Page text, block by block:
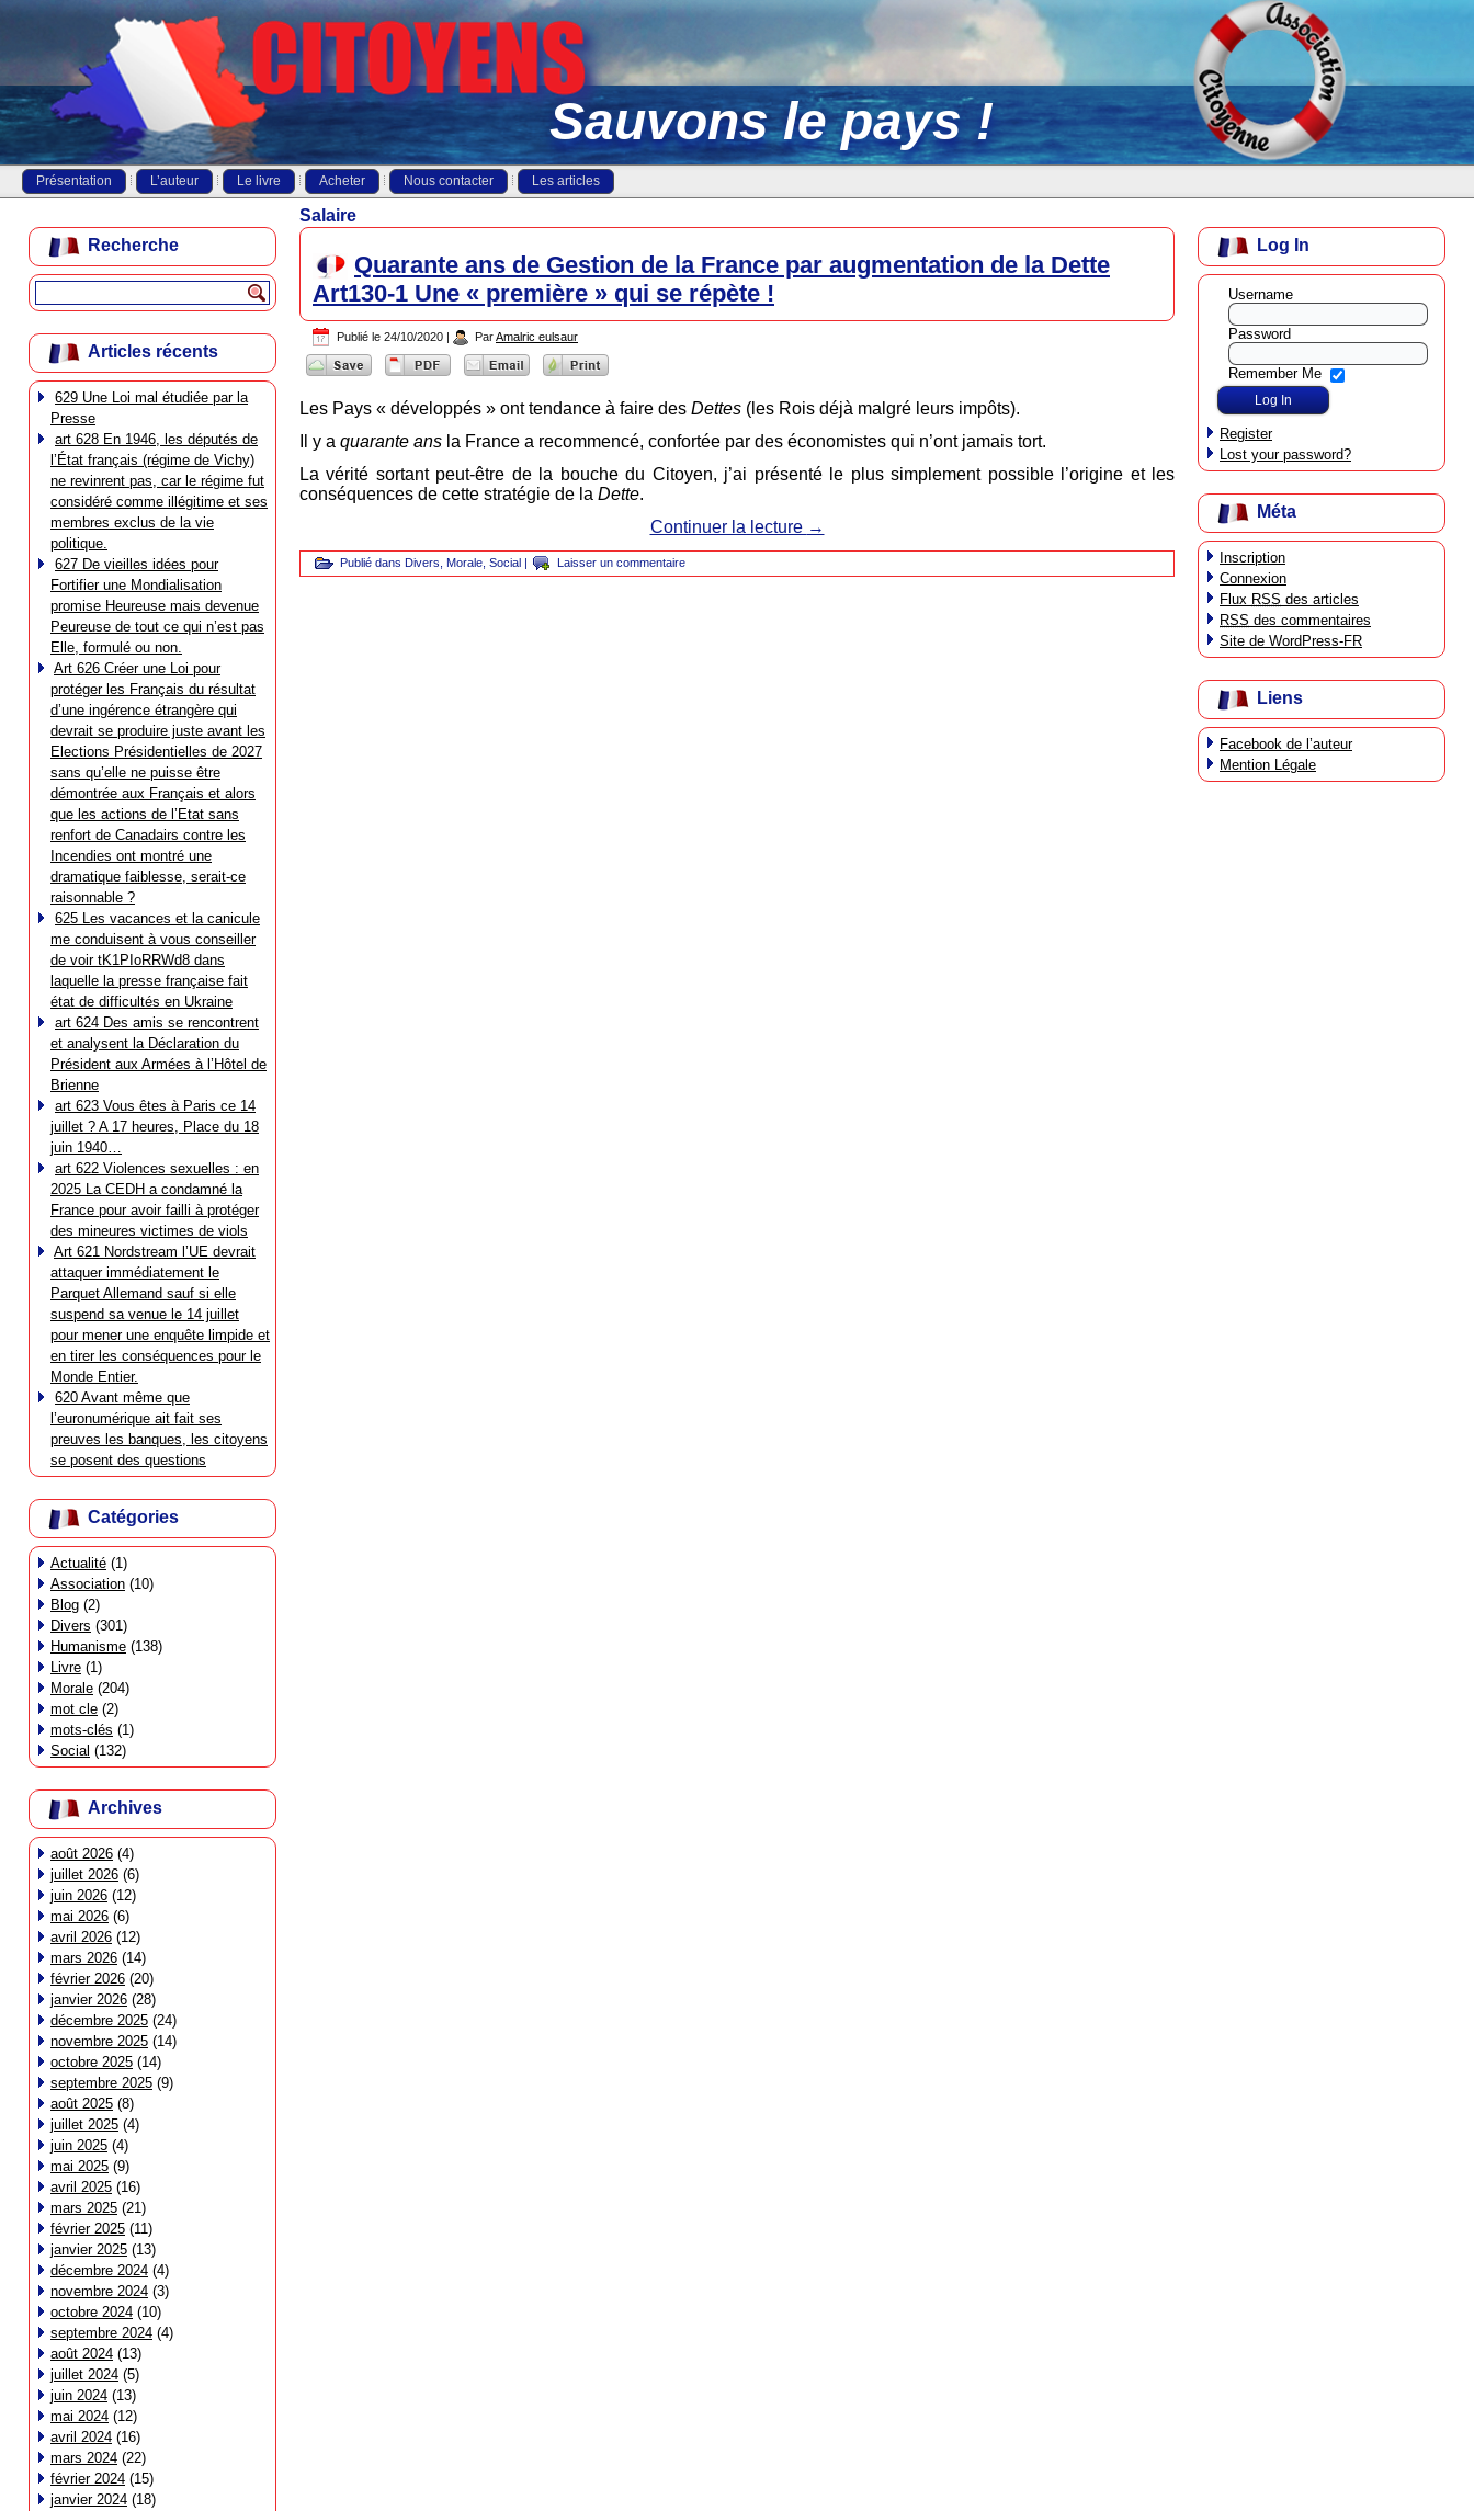
Sauvons le pays !
Présentation L’auteur Le livre Acheter Nous contacter Les articles
Recherche
Articles récents
629 Une Loi mal étudiée par la
Presse
art 628 En 1946, les députés de
l’État français (régime de Vichy)
ne revinrent pas, car le régime fut
considéré comme illégitime et ses
membres exclus de la vie
politique.
627 De vieilles idées pour
Fortifier une Mondialisation
promise Heureuse mais devenue
Peureuse de tout ce qui n’est pas
Elle, formulé ou non.
Art 626 Créer une Loi pour
protéger les Français du résultat
d’une ingérence étrangère qui
devrait se produire juste avant les
Elections Présidentielles de 2027
sans qu’elle ne puisse être
démontrée aux Français et alors
que les actions de l’Etat sans
renfort de Canadairs contre les
Incendies ont montré une
dramatique faiblesse, serait-ce
raisonnable ?
625 Les vacances et la canicule
me conduisent à vous conseiller
de voir tK1PIoRRWd8 dans
laquelle la presse française fait
état de difficultés en Ukraine
art 624 Des amis se rencontrent
et analysent la Déclaration du
Président aux Armées à l’Hôtel de
Brienne
art 623 Vous êtes à Paris ce 14
juillet ? A 17 heures, Place du 18
juin 1940…
art 622 Violences sexuelles : en
2025 La CEDH a condamné la
France pour avoir failli à protéger
des mineures victimes de viols
Art 621 Nordstream l’UE devrait
attaquer immédiatement le
Parquet Allemand sauf si elle
suspend sa venue le 14 juillet
pour mener une enquête limpide et
en tirer les conséquences pour le
Monde Entier.
620 Avant même que
l’euronumérique ait fait ses
preuves les banques, les citoyens
se posent des questions
Catégories
Actualité (1)
Association (10)
Blog (2)
Divers (301)
Humanisme (138)
Livre (1)
Morale (204)
mot cle (2)
mots-clés (1)
Social (132)
Archives
août 2026 (4)
juillet 2026 (6)
juin 2026 (12)
mai 2026 (6)
avril 2026 (12)
mars 2026 (14)
février 2026 (20)
janvier 2026 (28)
décembre 2025 (24)
novembre 2025 (14)
octobre 2025 (14)
septembre 2025 (9)
août 2025 (8)
juillet 2025 (4)
juin 2025 (4)
mai 2025 (9)
avril 2025 (16)
mars 2025 (21)
février 2025 (11)
janvier 2025 (13)
décembre 2024 (4)
novembre 2024 (3)
octobre 2024 (10)
septembre 2024 (4)
août 2024 (13)
juillet 2024 (5)
juin 2024 (13)
mai 2024 (12)
avril 2024 (16)
mars 2024 (22)
février 2024 (15)
janvier 2024 (18)
Salaire
Quarante ans de Gestion de la France par augmentation de la Dette
Art130-1 Une « première » qui se répète !
Publié le 24/10/2020 | ParAmalric eulsaur
Les Pays « développés » ont tendance à faire des Dettes (les Rois déjà malgré leurs impôts).
Il y a quarante ans la France a recommencé, confortée par des économistes qui n’ont jamais tort.
La vérité sortant peut-être de la bouche du Citoyen, j’ai présenté le plus simplement possible l’origine et les
conséquences de cette stratégie de la Dette.
Continuer la lecture →
Publié dans Divers Morale Social | Laisser un commentaire
Log In
Username
Password
Remember Me
Register
Lost your password?
Méta
Inscription
Connexion
Flux RSS des articles
RSS des commentaires
Site de WordPress-FR
Liens
Facebook de l’auteur
Mention Légale